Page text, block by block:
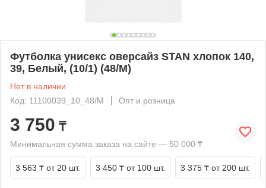
Футболка унисекс оверсайз STAN хлопок 140,
39, Белый, (10/1) (48/M)
Нет в наличии
Код: 11100039_10_48/M
Опт и розница
3 750 ₸
Минимальная сумма заказа на сайте — 50 000 ₸
3 563 ₸ от 20 шт. 3 450 ₸ от 100 шт. 3 375 ₸ от 200 шт.